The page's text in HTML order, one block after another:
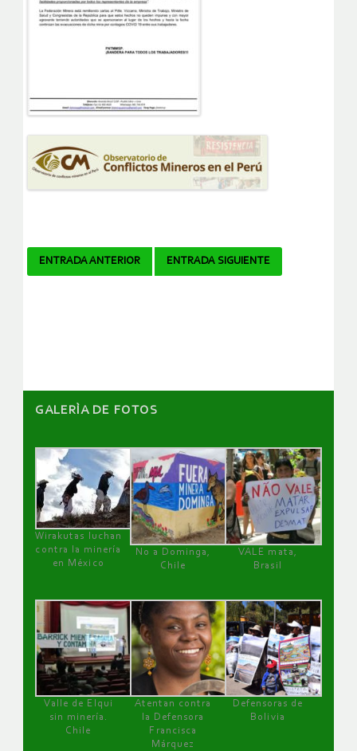
Navegador
ENTRADA ANTERIOR ENTRADA SIGUIENTE
GALERÌA DE FOTOS
Wirakutas luchan
contra la minería
en México
No a Dominga,
Chile
VALE mata,
Brasil
Valle de Elqui
sin minería.
Chile
Atentan contra
la Defensora
Francisca
Márquez
Defensoras de
Bolivia